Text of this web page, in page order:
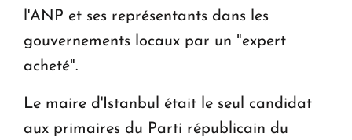
l'ANP et ses représentants dans les
gouvernements locaux par un "expert
acheté".
Le maire d'Istanbul était le seul candidat
aux primaires du Parti républicain du